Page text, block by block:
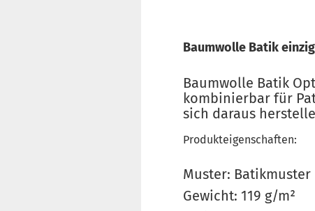
Baumwolle Batik
Baumwolle Batik
kombinierbar für
sich daraus
Produkteigenschaften:
Muster: Batikmuster
Gewicht: 119 g/m²